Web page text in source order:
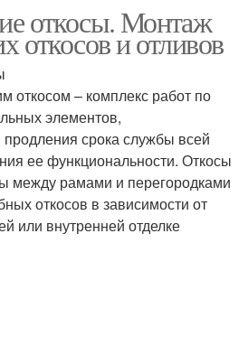
откосы. Монтаж
откосов и отливов
откосом – комплекс работ по
элементов,
срока службы всей
ее функциональности. Откосы
между рамами и перегородками
откосов в зависимости от
или внутренней отделке